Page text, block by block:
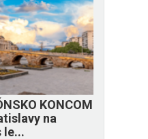
KONCOM
na
le...